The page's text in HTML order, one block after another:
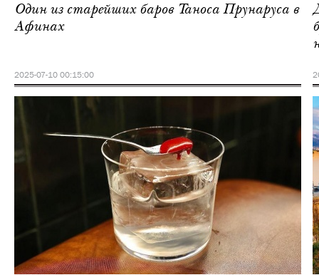
Один из старейших баров Таноса Прунаруса в
Афинах
2025-07-10 00:15:00
среда